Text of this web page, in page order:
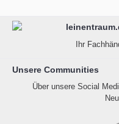
Ihr
Unsere Communities
Über unsere Social